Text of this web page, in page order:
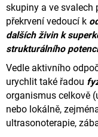
skupiny a ve svalech
překrvení vedoucí k
dalších živin k
strukturálního
Vedle aktivního
urychlit také řadou
organismus celkově
nebo lokálně,
ultrasonoterapie,